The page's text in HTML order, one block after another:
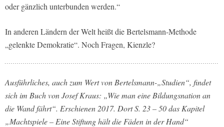
oder gänzlich unterbunden werden.“
In anderen Ländern der Welt heißt die Bertelsmann-Methode
„gelenkte Demokratie“. Noch Fragen, Kienzle?
Ausführliches, auch zum Wert von Bertelsmann-„Studien“, findet
sich im Buch von Josef Kraus: „Wie man eine Bildungsnation an
die Wand fährt“. Erschienen 2017. Dort S. 23 – 50 das Kapitel
„Machtspiele – Eine Stiftung hält die Fäden in der Hand“